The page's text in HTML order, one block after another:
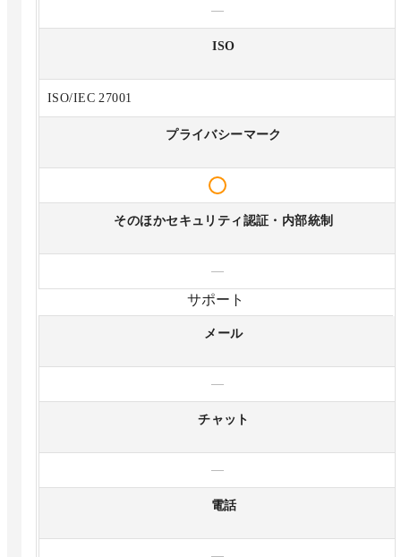
—
ISO
ISO/IEC 27001
プライバシーマーク
そのほかセキュリティ認証・内部統制
—
サポート
メール
—
チャット
—
電話